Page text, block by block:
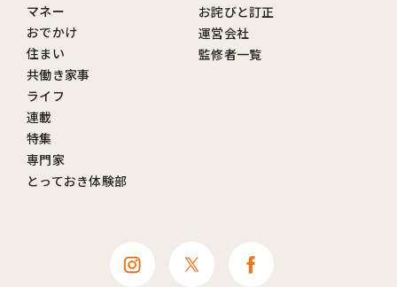
マネー
おでかけ
住まい
共働き家事
ライフ
連載
特集
専門家
とっておき体験部
お詫びと訂正
運営会社
監修者一覧